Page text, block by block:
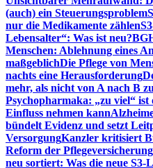
(auch) ein Steuerungsproblem
nur die Medikamente zählen
Lebensalter“: Was ist neu?
Menschen: Ablehnung eines
maßgeblichDie Pflege von
nachts eine Herausforderung
mehr, als nicht von A nach B
Psychopharmaka: „zu viel“
Einfluss nehmen kann
bündelt Evidenz und setzt
VersorgungKanzler kritisiert
Reform der Pflegeversicherung
neu sortiert: Was die neue